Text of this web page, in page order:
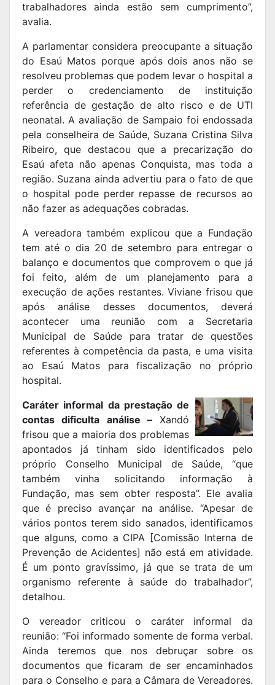
trabalhadores ainda estão sem cumprimento”,
avalia.
A parlamentar considera preocupante a situação
do Esaú Matos porque após dois anos não se
resolveu problemas que podem levar o hospital a
perder o credenciamento de instituição
referência de gestação de alto risco e de UTI
neonatal. A avaliação de Sampaio foi endossada
pela conselheira de Saúde, Suzana Cristina Silva
Ribeiro, que destacou que a precarização do
Esaú afeta não apenas Conquista, mas toda a
região. Suzana ainda advertiu para o fato de que
o hospital pode perder repasse de recursos ao
não fazer as adequações cobradas.
A vereadora também explicou que a Fundação
tem até o dia 20 de setembro para entregar o
balanço e documentos que comprovem o que já
foi feito, além de um planejamento para a
execução de ações restantes. Viviane frisou que
após análise desses documentos, deverá
acontecer uma reunião com a Secretaria
Municipal de Saúde para tratar de questões
referentes à competência da pasta, e uma visita
ao Esaú Matos para fiscalização no próprio
hospital.
Caráter informal da prestação de
contas dificulta análise –Xandó
frisou que a maioria dos problemas
apontados já tinham sido identificados pelo
próprio Conselho Municipal de Saúde, “que
também vinha solicitando informação à
Fundação, mas sem obter resposta”. Ele avalia
que é preciso avançar na análise. “Apesar de
vários pontos terem sido sanados, identificamos
que alguns, como a CIPA [Comissão Interna de
Prevenção de Acidentes] não está em atividade.
É um ponto gravíssimo, já que se trata de um
organismo referente à saúde do trabalhador”,
detalhou.
O vereador criticou o caráter informal da
reunião: “Foi informado somente de forma verbal.
Ainda teremos que nos debruçar sobre os
documentos que ficaram de ser encaminhados
para o Conselho e para a Câmara de Vereadores.